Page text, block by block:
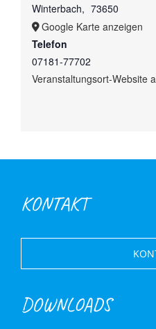
Winterbach, 73650
Google Karte anzeigen
Telefon
07181-77702
Veranstaltungsort-Website
KONTAKT
DOWNLOADS